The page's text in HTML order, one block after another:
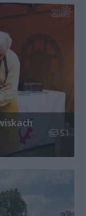
Liczba
51